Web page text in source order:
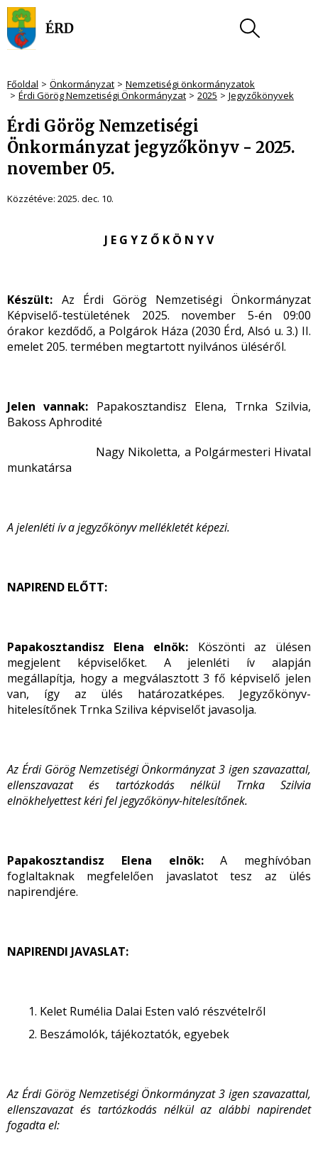
Főoldal Önkormányzat
Nemzetiségi önkormányzatok
Érdi Görög Nemzetiségi Önkormányzat
2025 Jegyzőkönyvek
Érdi Görög Nemzetiségi
Önkormányzat jegyzőkönyv - 2025.
november 05.
Közzétéve: 2025. dec. 10.
J E G Y Z Ő K Ö N Y V
Készült: Az Érdi Görög Nemzetiségi Önkormányzat
Képviselő-testületének 2025. november 5-én 09:00
órakor kezdődő, a Polgárok Háza (2030 Érd, Alsó u. 3.) II.
emelet 205. termében megtartott nyilvános üléséről.
Jelen vannak: Papakosztandisz Elena, Trnka Szilvia,
Bakoss Aphrodité
Nagy Nikoletta, a Polgármesteri Hivatal
munkatársa
A jelenléti ív a jegyzőkönyv mellékletét képezi.
NAPIREND ELŐTT:
Papakosztandisz Elena elnök:
Köszönti az ülésen
megjelent képviselőket. A jelenléti ív alapján
megállapítja, hogy a megválasztott 3 fő képviselő jelen
van, így az ülés határozatképes. Jegyzőkönyv-
hitelesítőnek Trnka Sziliva képviselőt javasolja.
Az Érdi Görög Nemzetiségi Önkormányzat 3 igen szavazattal,
ellenszavazat és tartózkodás nélkül Trnka Szilvia
elnökhelyettest kéri fel jegyzőkönyv-hitelesítőnek.
Papakosztandisz Elena elnök:
A meghívóban
foglaltaknak megfelelően javaslatot tesz az ülés
napirendjére.
NAPIRENDI JAVASLAT:
Kelet Rumélia Dalai Esten való részvételről
Beszámolók, tájékoztatók, egyebek
Az Érdi Görög Nemzetiségi Önkormányzat 3 igen szavazattal,
ellenszavazat és tartózkodás nélkül az alábbi napirendet
fogadta el: